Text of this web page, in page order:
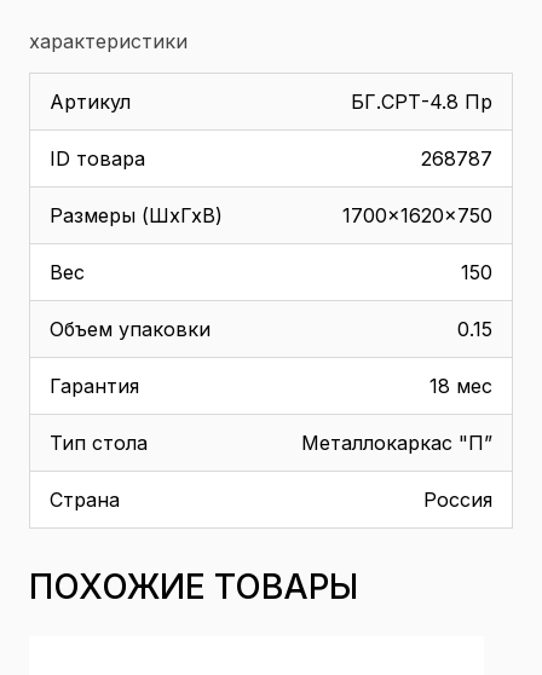
характеристики
Артикул БГ.СРТ-4.8 Пр
ID товара 268787
Размеры (ШхГхВ) 1700x1620x750
Вес 150
Объем упаковки 0.15
Гарантия 18 мес
Тип стола Металлокаркас "П”
Страна Россия
ПОХОЖИЕ ТОВАРЫ